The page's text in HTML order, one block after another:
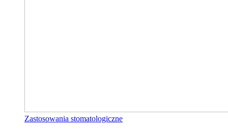
Zastosowania stomatologiczne